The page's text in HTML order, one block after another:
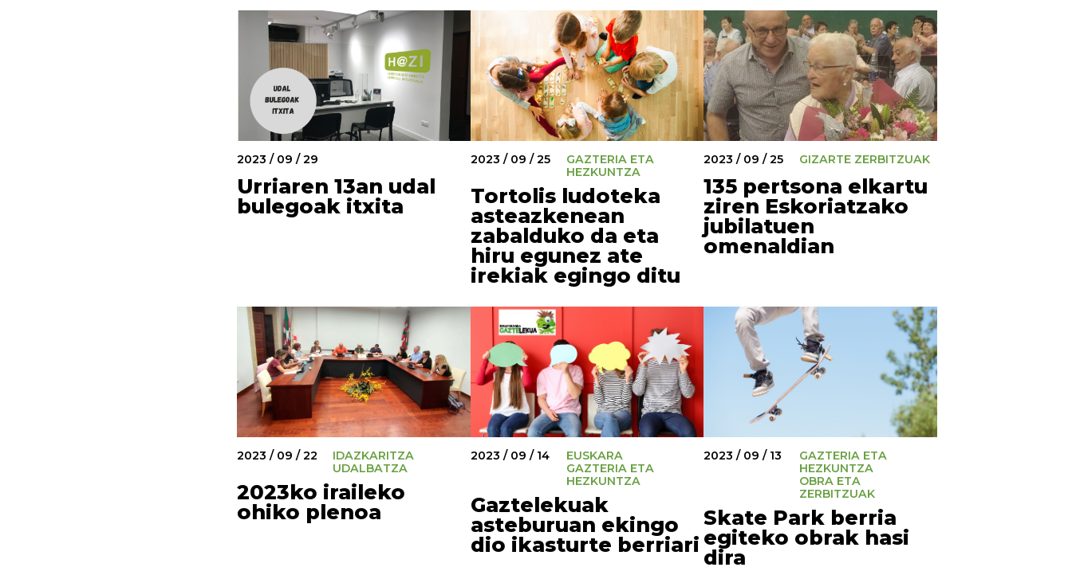
2023 / 09 / 29
Urriaren 13an udal
bulegoak itxita
2023 / 09 / 25
GAZTERIA ETA
HEZKUNTZA
Tortolis ludoteka
asteazkenean
zabalduko da eta
hiru egunez ate
irekiak egingo ditu
2023 / 09 / 25 GIZARTE ZERBITZUAK
135 pertsona elkartu
ziren Eskoriatzako
jubilatuen
omenaldian
2023 / 09 / 22
IDAZKARITZA
UDALBATZA
2023ko iraileko
ohiko plenoa
2023 / 09 / 14
EUSKARA
GAZTERIA ETA
HEZKUNTZA
Gaztelekuak
asteburuan ekingo
dio ikasturte berriari
2023 / 09 / 13
GAZTERIA ETA
HEZKUNTZA
OBRA ETA
ZERBITZUAK
Skate Park berria
egiteko obrak hasi
dira